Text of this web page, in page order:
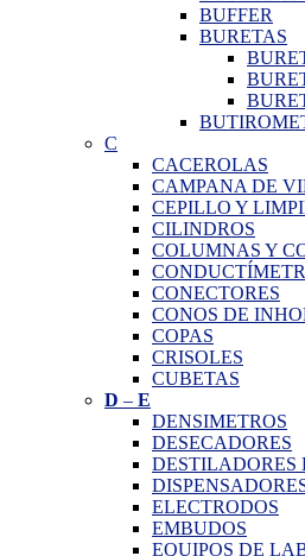
BUFFER
BURETAS
C
CACEROLAS
CAMPANA DE
CEPILLO Y
CILINDROS
COLUMNAS Y
CONECTORES
CONOS DE
COPAS
CRISOLES
CUBETAS
D – E
DENSIMETROS
DESECADORES
DESTILADORES
ELECTRODOS
EMBUDOS
EQUIPOS DE